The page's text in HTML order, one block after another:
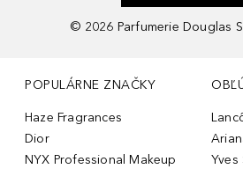
© 2026 Parfumerie Douglas
POPULÁRNE ZNAČKY
Haze Fragrances
Dior
NYX Professional Makeup
Yves